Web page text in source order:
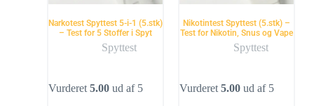
Narkotest Spyttest 5-i-1 (5.stk)
– Test for 5 Stoffer i Spyt
Spyttest
Vurderet 5.00ud af 5
Nikotintest Spyttest (5.stk) –
Test for Nikotin, Snus og Vape
Spyttest
Vurderet 5.00ud af 5